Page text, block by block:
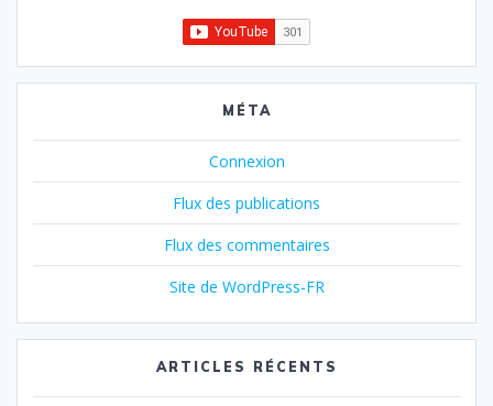
MÉTA
Connexion
Flux des publications
Flux des commentaires
Site de WordPress-FR
ARTICLES RÉCENTS